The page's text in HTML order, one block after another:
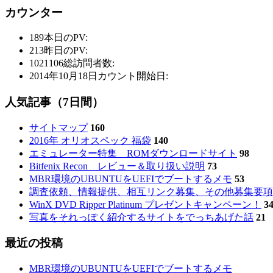
カウンター
189本日のPV:
213昨日のPV:
1021106総訪問者数:
2014年10月18日 カウント開始日:
人気記事（7日間）
サイトマップ 160
2016年 オリオスペック 福袋 140
エミュレーター特集 ROMダウンロードサイト 98
Bitfenix Recon レビュー＆取り扱い説明 73
MBR環境のUBUNTUをUEFIでブートするメモ 53
調査依頼、情報提供、相互リンク募集、その他募集要
WinX DVD Ripper Platinum プレゼントキャンペーン！
34
写真をそれっぽく紹介するサイトをでっちあげた話 21
最近の投稿
MBR環境のUBUNTUをUEFIでブートするメモ